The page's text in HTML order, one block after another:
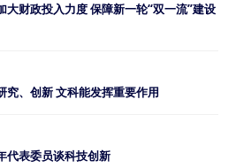
财政投入力度 保障新一轮“双一流”建设
究、创新 文科能发挥重要作用
代表委员谈科技创新